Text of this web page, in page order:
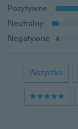
Pozytywne
Neutralny
Negatywne
Wszystko